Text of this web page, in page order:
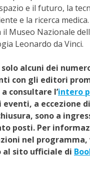
e il futuro, la
e la ricerca
Museo Nazionale
Leonardo da Vinci.
alcuni dei
con gli editori
consultare l’intero
a eccezione
sono a
posti. Per
nel programma,
al sito ufficiale di